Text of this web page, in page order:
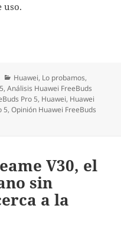
uso.
TOP en audio de
Categorías
Huawei, Lo probamos,
,Análisis Huawei FreeBuds
Pro 5, Huawei, Huawei
5,Opinión Huawei FreeBuds
lo más TOP en audio de
V30, el
sin
a la